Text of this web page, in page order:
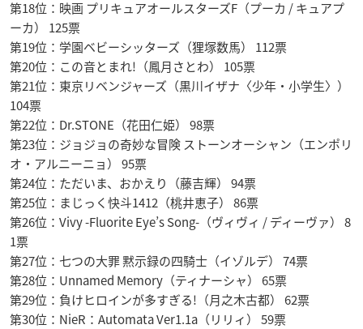
第18位：映画 プリキュアオールスターズF（プーカ / キュアプ
ーカ） 125票
第19位：学園ベビーシッターズ（狸塚数馬） 112票
第20位：この音とまれ!（鳳月さとわ） 105票
第21位：東京リベンジャーズ（黒川イザナ〈少年・小学生〉）
104票
第22位：Dr.STONE（花田仁姫） 98票
第23位：ジョジョの奇妙な冒険 ストーンオーシャン（エンポリ
オ・アルニーニョ） 95票
第24位：ただいま、おかえり（藤吉輝） 94票
第25位：まじっく快斗1412（桃井恵子） 86票
第26位：Vivy -Fluorite Eye’s Song-（ヴィヴィ / ディーヴァ） 8
1票
第27位：七つの大罪 黙示録の四騎士（イゾルデ） 74票
第28位：Unnamed Memory（ティナーシャ） 65票
第29位：負けヒロインが多すぎる!（月之木古都） 62票
第30位：NieR：Automata Ver1.1a（リリィ） 59票